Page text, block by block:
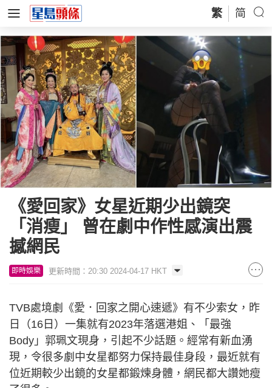
繁 简
《愛回家》女星近期少出鏡突
「消瘦」 曾在劇中作性感演出震
撼網民
即時娛樂 更新時間：20:30 2024-04-17 HKT
TVB處境劇《愛．回家之開心速遞》有不少索女，昨
日（16日）一集就有2023年落選港姐、「最強
Body」郭珮文現身，引起不少話題。經常有新血湧
現，令很多劇中女星都努力保持最佳身段，最近就有
位近期較少出鏡的女星都鍛煉身體，網民都大讚她瘦